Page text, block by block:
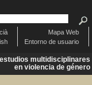
Mapa Web
Entorno de usuario
multidisciplinares
en violencia de género